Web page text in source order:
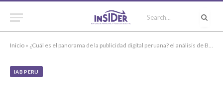
Inicio » ¿Cuál es el panorama de la publicidad digital peruana? el análisis de Beatriz Hernández, directora de IAB Perú
IAB PERU